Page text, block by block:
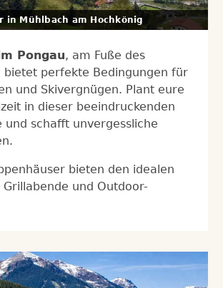
in Mühlbach am Hochkönig
Pongau, am Fuße des
bietet perfekte Bedingungen für
und Skivergnügen. Plant eure
in dieser beeindruckenden
und schafft unvergessliche
bieten den idealen
Grillabende und Outdoor-